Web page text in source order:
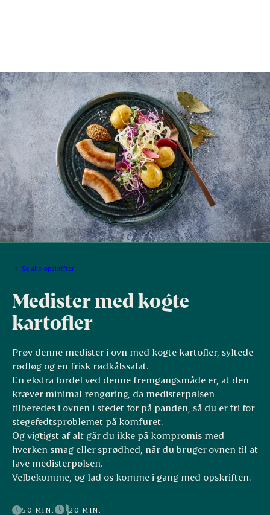
Se alle opskrifter
Medister med kogte
kartofler
Prøv denne medister i ovn med kogte kartofler, syltede
rødløg og en frisk rødkålssalat.
En ekstra fordel ved denne fremgangsmåde er, at den
kræver minimal rengøring, da medisterpølsen
tilberedes i ovnen i stedet for på panden, så du er fri for
stegefedtsproblemet på komfuret.
Og vigtigst af alt går du ikke på kompromis med
hverken smag eller sprødhed, når du bruger ovnen til at
lave medisterpølsen.
Velbekomme, og lad os komme i gang med opskriften.
50 MIN. 20 MIN.